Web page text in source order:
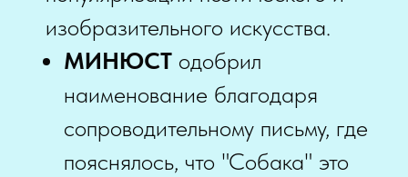
изобразительного искусства.
МИНЮСТ одобрил
наименование благодаря
сопроводительному письму, где
пояснялось, что "Собака" это